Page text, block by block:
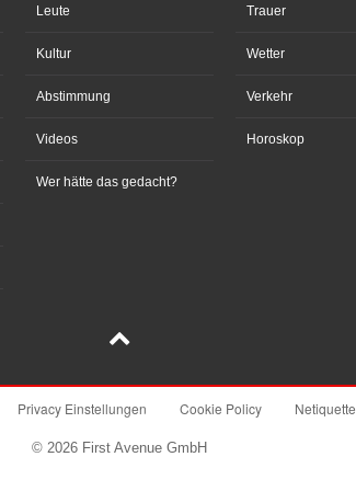
Leute
Kultur
Abstimmung
Videos
Wer hätte das gedacht?
Trauer
Wetter
Verkehr
Horoskop
Privacy Einstellungen Cookie Policy Netiquette
© 2026 First Avenue GmbH